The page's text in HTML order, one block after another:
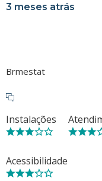
3 meses atrás
Brmestat
Instalações
Acessibilidade